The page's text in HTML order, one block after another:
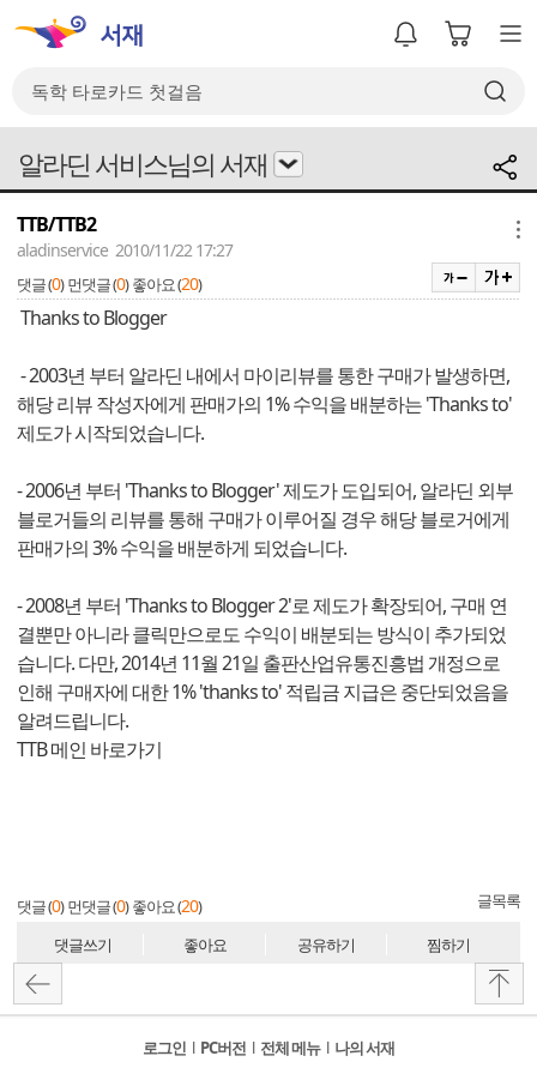
알라딘 서비스님의 서재
TTB/TTB2
aladinservice 2010/11/22 17:27
댓글 (0) 먼댓글 (0) 좋아요 (20)
Thanks to Blogger
- 2003년 부터 알라딘 내에서 마이리뷰를 통한 구매가 발생하면,
해당 리뷰 작성자에게 판매가의 1% 수익을 배분하는 'Thanks to'
제도가 시작되었습니다.
- 2006년 부터 'Thanks to Blogger' 제도가 도입되어, 알라딘 외부
블로거들의 리뷰를 통해 구매가 이루어질 경우 해당 블로거에게
판매가의 3% 수익을 배분하게 되었습니다.
- 2008년 부터 'Thanks to Blogger 2'로 제도가 확장되어, 구매 연
결뿐만 아니라 클릭만으로도 수익이 배분되는 방식이 추가되었
습니다. 다만, 2014년 11월 21일 출판산업유통진흥법 개정으로
인해 구매자에 대한 1% 'thanks to' 적립금 지급은 중단되었음을
알려드립니다.
TTB 메인 바로가기
댓글 (0) 먼댓글 (0) 좋아요 (20) 글목록
댓글쓰기 좋아요 공유하기 찜하기
로그인 l PC버전 l 전체 메뉴 l 나의 서재